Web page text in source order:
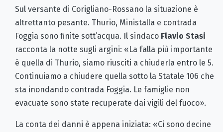
Sul versante di Corigliano-Rossano la situazione è
altrettanto pesante. Thurio, Ministalla e contrada
Foggia sono finite sott’acqua. Il sindaco Flavio Stasi
racconta la notte sugli argini: «La falla più importante
è quella di Thurio, siamo riusciti a chiuderla entro le 5.
Continuiamo a chiudere quella sotto la Statale 106 che
sta inondando contrada Foggia. Le famiglie non
evacuate sono state recuperate dai vigili del fuoco».
La conta dei danni è appena iniziata: «Ci sono decine